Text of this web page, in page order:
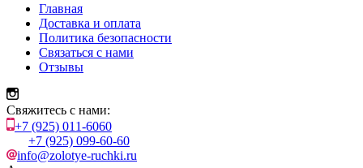
Главная
Доставка и оплата
Политика безопасности
Связаться с нами
Отзывы
Свяжитесь с нами:
+7 (925) 011-6060
+7 (925) 099-60-60
info@zolotye-ruchki.ru